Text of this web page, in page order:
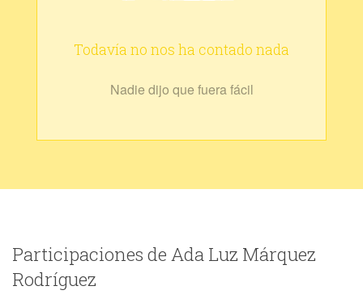
Todavía no nos ha contado nada
Nadie dijo que fuera fácil
Participaciones de Ada Luz Márquez
Rodríguez